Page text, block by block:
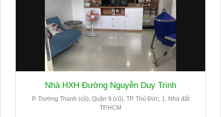
Nhà HXH Đường Nguyễn Duy Trinh
P. Trường Thạnh (cũ), Quận 9 (cũ), TP. Thủ Đức, 1. Nhà đất
TP.HCM